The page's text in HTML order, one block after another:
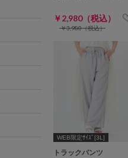
￥2,980（税込）
￥3,980（税込）
WEB限定ｻｲｽﾞ[3L]
トラックパンツ